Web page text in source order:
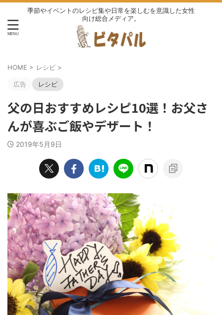
季節やイベントのレシピ集や日常を楽しむを意識した女性
向け総合メディア。
HOME > レシピ >
広告 レシピ
父の日おすすめレシピ10選！お父さ
んが喜ぶご飯やデザート！
2019年5月9日